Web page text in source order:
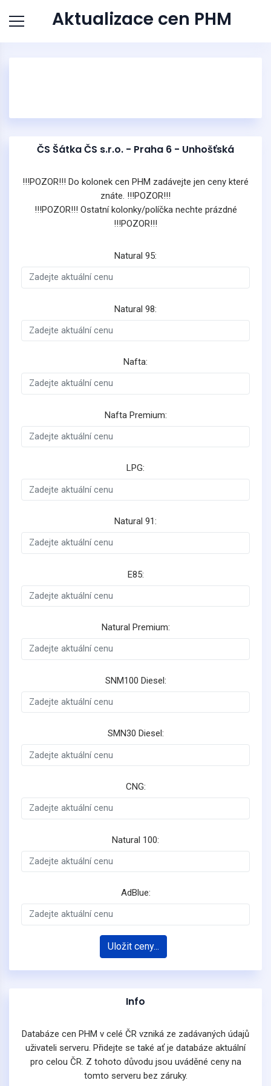
Aktualizace cen PHM
ČS Šátka ČS s.r.o. - Praha 6 - Unhošťská
!!!POZOR!!! Do kolonek cen PHM zadávejte jen ceny které
znáte. !!!POZOR!!!
!!!POZOR!!! Ostatní kolonky/políčka nechte prázdné
!!!POZOR!!!
Natural 95:
Natural 98:
Nafta:
Nafta Premium:
LPG:
Natural 91:
E85:
Natural Premium:
SNM100 Diesel:
SMN30 Diesel:
CNG:
Natural 100:
AdBlue:
Uložit ceny...
Info
Databáze cen PHM v celé ČR vzniká ze zadávaných údajů
uživateli serveru. Přidejte se také ať je databáze aktuální
pro celou ČR. Z tohoto důvodu jsou uváděné ceny na
tomto serveru bez záruky.